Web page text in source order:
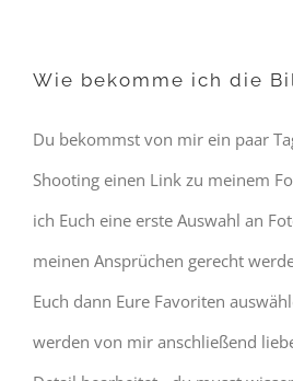
Wie bekomme ich die
Du bekommst von mir ein paar
Shooting einen Link zu meinem
ich Euch eine erste Auswahl an
meinen Ansprüchen gerecht
Euch dann Eure Favoriten
werden von mir anschließend